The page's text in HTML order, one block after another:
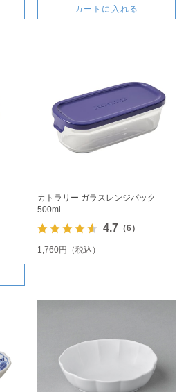
カートに入れる
カトラリー ガラスレンジパック
500ml
4.7 （6）
1,760円（税込）